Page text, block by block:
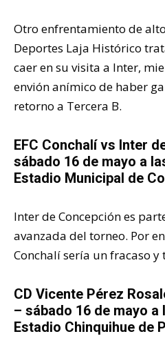
Otro enfrentamiento de
Deportes Laja Histórico
caer en su visita a Inter,
envión anímico de haber
retorno a Tercera B.
EFC Conchalí vs Inter
sábado 16 de mayo a
Estadio Municipal de
Inter de Concepción es
avanzada del torneo. Por
Conchalí sería un fracaso y
CD Vicente Pérez
– sábado 16 de mayo a
Estadio Chinquihue de